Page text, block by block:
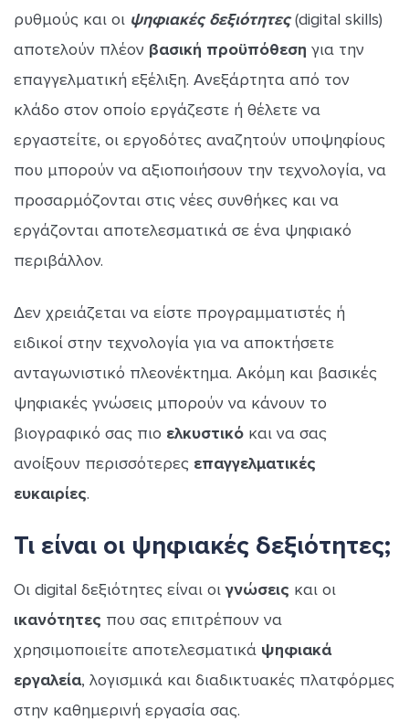
ρυθμούς και οι ψηφιακές δεξιότητες(digital skills)
αποτελούν πλέον βασική προϋπόθεση για την
επαγγελματική εξέλιξη. Ανεξάρτητα από τον
κλάδο στον οποίο εργάζεστε ή θέλετε να
εργαστείτε, οι εργοδότες αναζητούν υποψηφίους
που μπορούν να αξιοποιήσουν την τεχνολογία, να
προσαρμόζονται στις νέες συνθήκες και να
εργάζονται αποτελεσματικά σε ένα ψηφιακό
περιβάλλον.
Δεν χρειάζεται να είστε προγραμματιστές ή
ειδικοί στην τεχνολογία για να αποκτήσετε
ανταγωνιστικό πλεονέκτημα. Ακόμη και βασικές
ψηφιακές γνώσεις μπορούν να κάνουν το
βιογραφικό σας πιο ελκυστικό και να σας
ανοίξουν περισσότερες επαγγελματικές
ευκαιρίες.
Τι είναι οι ψηφιακές δεξιότητες;
Οι digital δεξιότητες είναι οιγνώσεις και οι
ικανότητες που σας επιτρέπουν να
χρησιμοποιείτε αποτελεσματικά ψηφιακά
εργαλεία, λογισμικά και διαδικτυακές πλατφόρμες
στην καθημερινή εργασία σας.